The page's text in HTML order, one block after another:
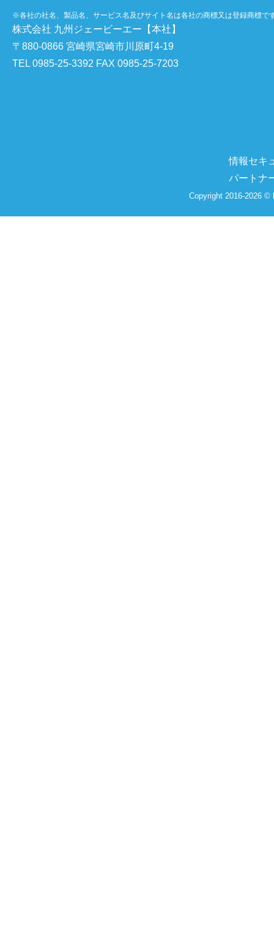
※各社の社名、製品名、サービス名及びサイト名は各社の商標又は登録商標で
株式会社 九州ジェービーエー【本社】
〒880-0866 宮崎県宮崎市川原町4-19
TEL 0985-25-3392 FAX 0985-25-7203
情報セキ
パートナ
Copyright 2016-2026 ©